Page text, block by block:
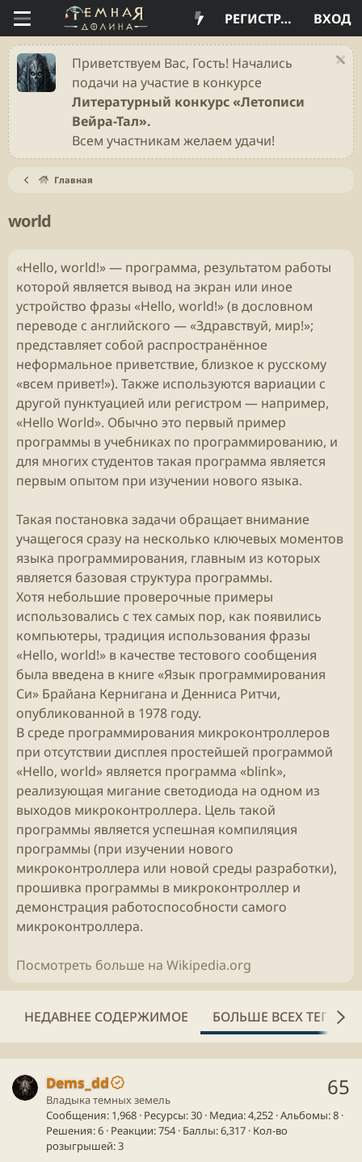
ВХОД
РЕГИСТРАЦИЯ
Приветствуем Вас, Гость! Начались
подачи на участие в конкурсе
Литературный конкурс «Летописи
Вейра-Тал».
Всем участникам желаем удачи!
Главная
world
«Hello, world!» — программа, результатом работы
которой является вывод на экран или иное
устройство фразы «Hello, world!» (в дословном
переводе с английского — «Здравствуй, мир!»;
представляет собой распространённое
неформальное приветствие, близкое к русскому
«всем привет!»). Также используются вариации с
другой пунктуацией или регистром — например,
«Hello World». Обычно это первый пример
программы в учебниках по программированию, и
для многих студентов такая программа является
первым опытом при изучении нового языка.
Такая постановка задачи обращает внимание
учащегося сразу на несколько ключевых моментов
языка программирования, главным из которых
является базовая структура программы.
Хотя небольшие проверочные примеры
использовались с тех самых пор, как появились
компьютеры, традиция использования фразы
«Hello, world!» в качестве тестового сообщения
была введена в книге «Язык программирования
Си» Брайана Кернигана и Денниса Ритчи,
опубликованной в 1978 году.
В среде программирования микроконтроллеров
при отсутствии дисплея простейшей программой
«Hello, world» является программа «blink»,
реализующая мигание светодиода на одном из
выходов микроконтроллера. Цель такой
программы является успешная компиляция
программы (при изучении нового
микроконтроллера или новой среды разработки),
прошивка программы в микроконтроллер и
демонстрация работоспособности самого
микроконтроллера.
Посмотреть больше на Wikipedia.org
НЕДАВНЕЕ СОДЕРЖИМОЕ БОЛЬШЕ ВСЕХ ТЕГОВ
65
Dems_dd
Владыка темных земель
Сообщения 1,968 Ресурсы 30 Медиа 4,252 Альбомы 8
Решения 6 Реакции 754 Баллы 6,317 Кол-во
розыгрышей 3